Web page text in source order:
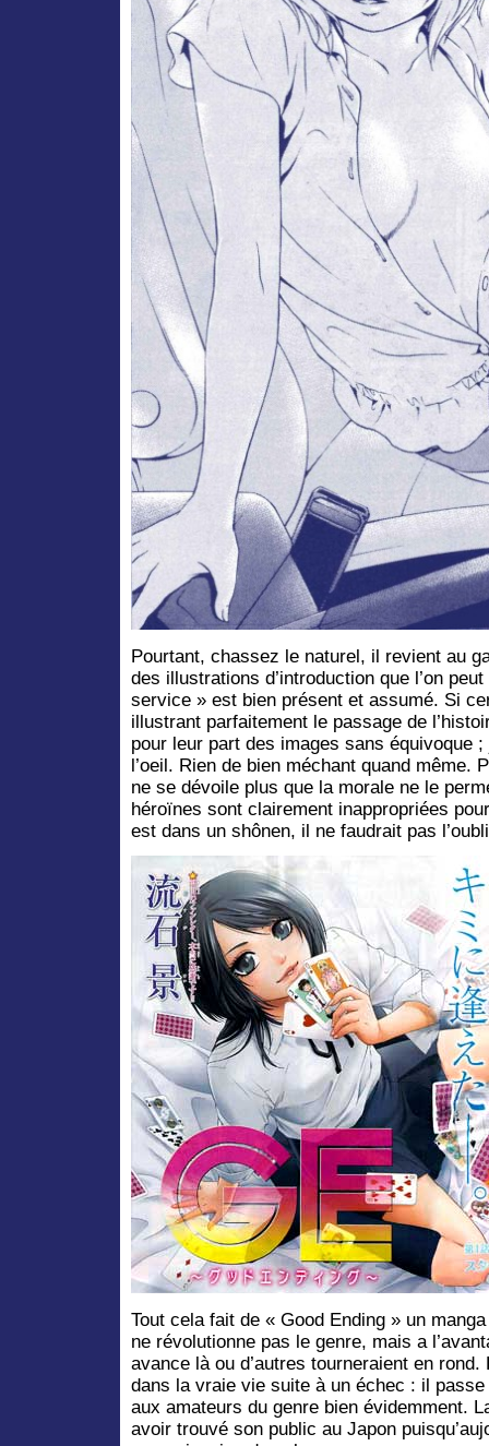
Pourtant, chassez le naturel, il revient au
des illustrations d’introduction que l’on
service » est bien présent et assumé. Si
illustrant parfaitement le passage de
pour leur part des images sans équivoque
l’oeil. Rien de bien méchant quand même.
ne se dévoile plus que la morale ne le
héroïnes sont clairement inappropriées
est dans un shônen, il ne faudrait pas
Tout cela fait de « Good Ending » un
ne révolutionne pas le genre, mais a
avance là ou d’autres tourneraient en
dans la vraie vie suite à un échec : il
aux amateurs du genre bien évidemment.
avoir trouvé son public au Japon